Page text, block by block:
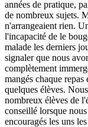
années de pratique,
de nombreux sujets.
n'arrangeaient rien.
l'incapacité de le
malade les derniers
signaler que nous
complètement
mangés chaque
quelques élèves.
nombreux élèves de
conseillé lorsque
encouragés les uns